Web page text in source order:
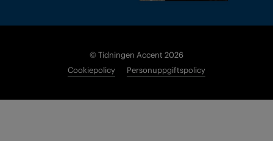
© Tidningen Accent 2026
Cookiepolicy
Personuppgiftspolicy